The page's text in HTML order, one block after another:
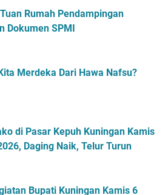
Rumah Pendampingan
Dokumen SPMI
Merdeka Dari Hawa Nafsu?
di Pasar Kepuh Kuningan Kamis
Daging Naik, Telur Turun
Bupati Kuningan Kamis 6